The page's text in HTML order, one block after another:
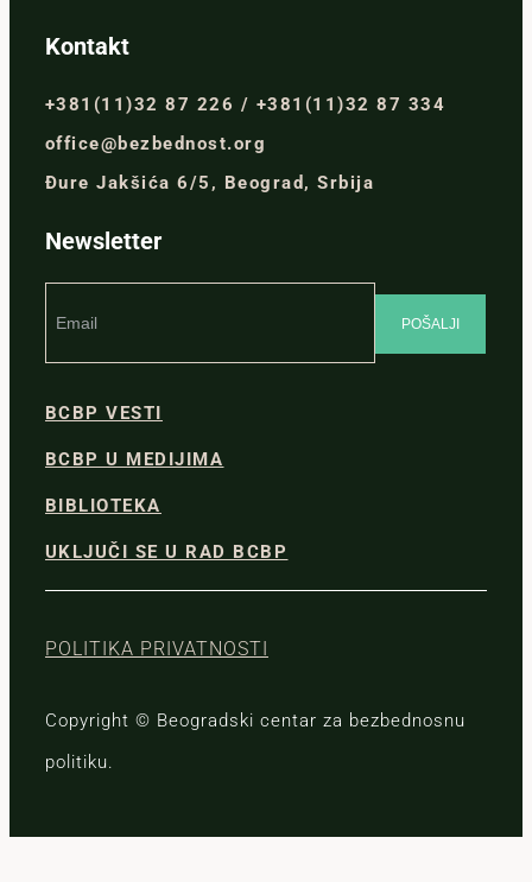
Kontakt
+381(11)32 87 226 / +381(11)32 87 334
office@bezbednost.org
Đure Jakšića 6/5, Beograd, Srbija
Newsletter
BCBP VESTI
BCBP U MEDIJIMA
BIBLIOTEKA
UKLJUČI SE U RAD BCBP
POLITIKA PRIVATNOSTI
Copyright © Beogradski centar za bezbednosnu
politiku.